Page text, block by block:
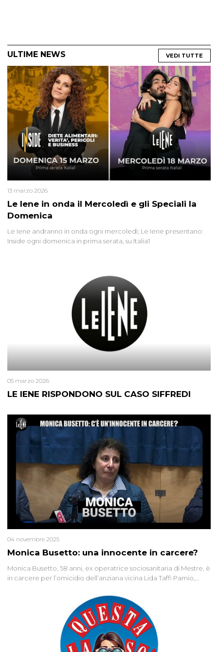
ULTIME NEWS VEDI TUTTE
Le Iene in onda il Mercoledì e gli Speciali la
Domenica
13 marzo 2026
Le Iene andranno in onda ogni mercoledì; Le Iene presentano:
Inside ogni domenica in prima serata, su Italia1
LE IENE RISPONDONO SUL CASO SIFFREDI
05 marzo 2026
Monica Busetto: una innocente in carcere?
04 novembre 2025
Monica Busetto, 58 anni, ex operatrice sociosanitaria di Mestre, è
in carcere per l’omicidio dell’anziana vicina Lida Taffi Pamio,
minuscola su una collanina, Monica si proclama innocente. Nel
2015 un’altra donna confessa lo stesso delitto, poi ritratta. Due
colpevoli per un solo omicidio: errore giudiziario o giustizia